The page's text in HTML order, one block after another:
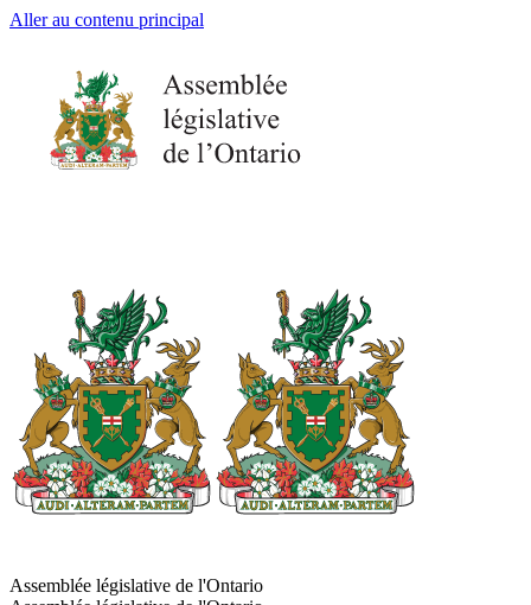
Aller au contenu principal
Assemblée législative de l'Ontario